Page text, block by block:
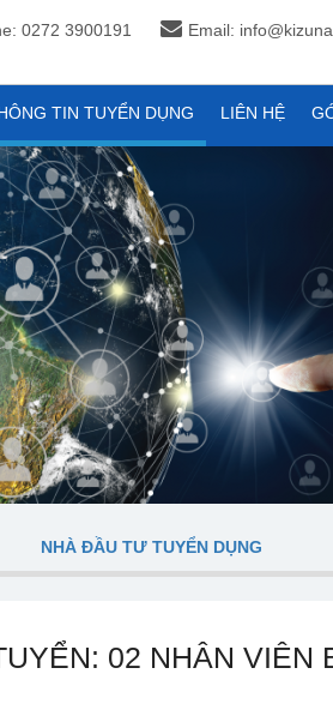
0272 3900191 Email:
TIN TUYỂN DỤNG LIÊN HỆ
NHÀ ĐẦU TƯ TUYỂN DỤNG
02 NHÂN VIÊN